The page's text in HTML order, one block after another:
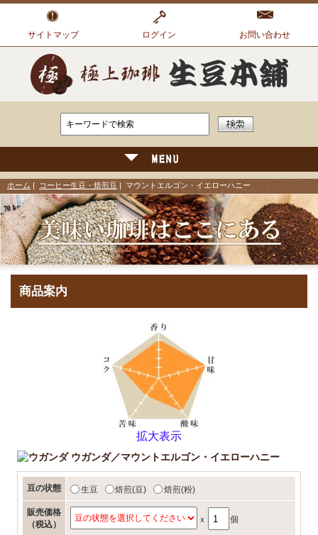
サイトマップ ログイン お問い合わせ
ホーム コーヒー生豆・焙煎豆 | マウントエルゴン・イエローハニー
商品案内
拡大表示
ウガンダ／マウントエルゴン・イエローハニー
豆の状態 生豆 焙煎(豆) 焙煎(粉)
販売価格
（税込）
ｘ 個